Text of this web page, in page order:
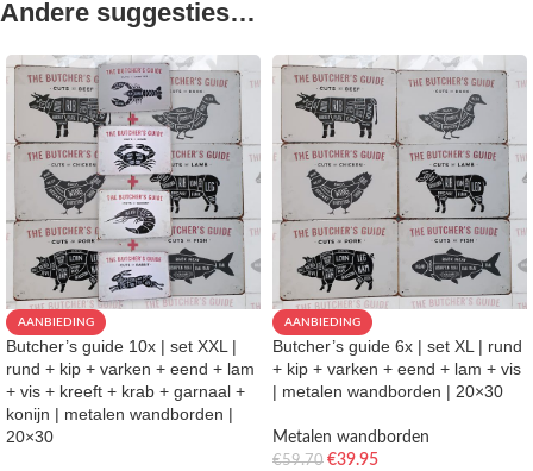
Andere suggesties…
AANBIEDING
Butcher’s guide 10x | set XXL |
rund + kip + varken + eend + lam
+ vis + kreeft + krab + garnaal +
konijn | metalen wandborden |
20×30
AANBIEDING
Butcher’s guide 6x | set XL | rund
+ kip + varken + eend + lam + vis
| metalen wandborden | 20×30
Metalen wandborden
€59.70 €39.95